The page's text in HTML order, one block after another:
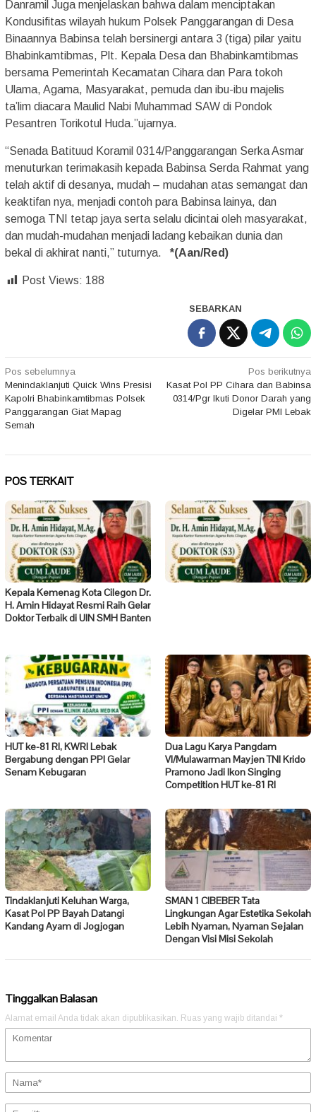
Danramil Juga menjelaskan bahwa dalam menciptakan
Kondusifitas wilayah hukum Polsek Panggarangan di Desa
Binaannya Babinsa telah bersinergi antara 3 (tiga) pilar yaitu
Bhabinkamtibmas, Plt. Kepala Desa dan Bhabinkamtibmas
bersama Pemerintah Kecamatan Cihara dan Para tokoh
Ulama, Agama, Masyarakat, pemuda dan ibu-ibu majelis
ta’lim diacara Maulid Nabi Muhammad SAW di Pondok
Pesantren Torikotul Huda.”ujarnya.
“Senada Batituud Koramil 0314/Panggarangan Serka Asmar
menuturkan terimakasih kepada Babinsa Serda Rahmat yang
telah aktif di desanya, mudah – mudahan atas semangat dan
keaktifan nya, menjadi contoh para Babinsa lainya, dan
semoga TNI tetap jaya serta selalu dicintai oleh masyarakat,
dan mudah-mudahan menjadi ladang kebaikan dunia dan
bekal di akhirat nanti,” tuturnya.*(Aan/Red)
Post Views: 188
SEBARKAN
Navigasi
pos
Pos sebelumnya
Menindaklanjuti Quick Wins Presisi
Kapolri Bhabinkamtibmas Polsek
Panggarangan Giat Mapag
Semah
Pos berikutnya
Kasat Pol PP Cihara dan Babinsa
0314/Pgr Ikuti Donor Darah yang
Digelar PMI Lebak
POS TERKAIT
Kepala Kemenag Kota Cilegon Dr.
H. Amin Hidayat Resmi Raih Gelar
Doktor Terbaik di UIN SMH Banten
HUT ke-81 RI, KWRI Lebak
Bergabung dengan PPI Gelar
Senam Kebugaran
Dua Lagu Karya Pangdam
VI/Mulawarman Mayjen TNI Krido
Pramono Jadi Ikon Singing
Competition HUT ke-81 RI
Tindaklanjuti Keluhan Warga,
Kasat Pol PP Bayah Datangi
Kandang Ayam di Jogjogan
SMAN 1 CIBEBER Tata
Lingkungan Agar Estetika Sekolah
Lebih Nyaman, Nyaman Sejalan
Dengan Visi Misi Sekolah
Tinggalkan Balasan
Alamat email Anda tidak akan dipublikasikan. Ruas yang wajib ditandai *